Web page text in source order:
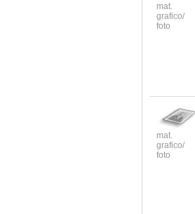
mat.
grafico/
foto
mat.
grafico/
foto